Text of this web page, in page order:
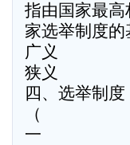
指由国家最高
家选举制度的
广义
狭义
四、选举制度
（
一